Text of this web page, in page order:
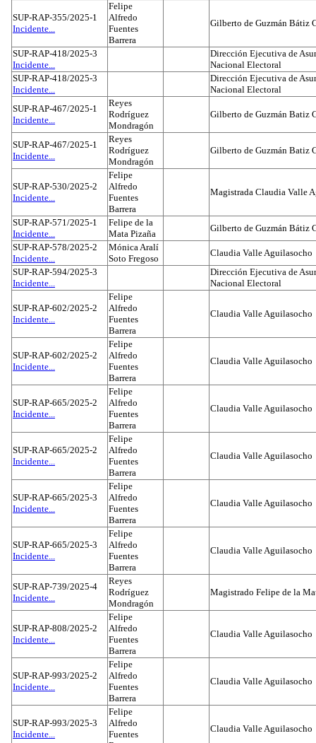
SUP-RAP-355/2025-1
Incidente...
Felipe
Alfredo
Fuentes
Barrera
Gilberto de Guzmán Bátiz
SUP-RAP-418/2025-3
Incidente...
Dirección Ejecutiva de
Nacional Electoral
SUP-RAP-418/2025-3
Incidente...
Dirección Ejecutiva de
Nacional Electoral
SUP-RAP-467/2025-1
Incidente...
Reyes
Rodríguez
Mondragón
Gilberto de Guzmán Batiz
SUP-RAP-467/2025-1
Incidente...
Reyes
Rodríguez
Mondragón
Gilberto de Guzmán Batiz
SUP-RAP-530/2025-2
Incidente...
Felipe
Alfredo
Fuentes
Barrera
Magistrada Claudia Valle
SUP-RAP-571/2025-1
Incidente...
Felipe de la
Mata Pizaña
Gilberto de Guzmán Bátiz
SUP-RAP-578/2025-2
Incidente...
Mónica Aralí
Soto Fregoso
Claudia Valle Aguilasocho
SUP-RAP-594/2025-3
Incidente...
Dirección Ejecutiva de
Nacional Electoral
SUP-RAP-602/2025-2
Incidente...
Felipe
Alfredo
Fuentes
Barrera
Claudia Valle Aguilasocho
SUP-RAP-602/2025-2
Incidente...
Felipe
Alfredo
Fuentes
Barrera
Claudia Valle Aguilasocho
SUP-RAP-665/2025-2
Incidente...
Felipe
Alfredo
Fuentes
Barrera
Claudia Valle Aguilasocho
SUP-RAP-665/2025-2
Incidente...
Felipe
Alfredo
Fuentes
Barrera
Claudia Valle Aguilasocho
SUP-RAP-665/2025-3
Incidente...
Felipe
Alfredo
Fuentes
Barrera
Claudia Valle Aguilasocho
SUP-RAP-665/2025-3
Incidente...
Felipe
Alfredo
Fuentes
Barrera
Claudia Valle Aguilasocho
SUP-RAP-739/2025-4
Incidente...
Reyes
Rodríguez
Mondragón
Magistrado Felipe de la
SUP-RAP-808/2025-2
Incidente...
Felipe
Alfredo
Fuentes
Barrera
Claudia Valle Aguilasocho
SUP-RAP-993/2025-2
Incidente...
Felipe
Alfredo
Fuentes
Barrera
Claudia Valle Aguilasocho
SUP-RAP-993/2025-3
Incidente...
Felipe
Alfredo
Fuentes
Claudia Valle Aguilasocho